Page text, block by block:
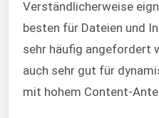
Verständlicherweise
besten für Dateien und
sehr häufig angefordert
auch sehr gut für
mit hohem Content-